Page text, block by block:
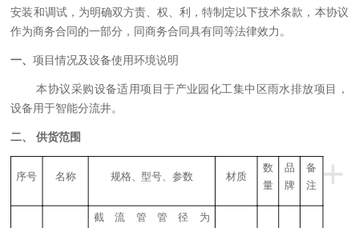
安装和调试，为明确双方责、权、利，特制定以下技术条款 ， 本协议
作为商务合同的一部分，同商务合同具有同等法律效力 。
一、项目情况及设备使用环境说明
本协议采购设备适用项目于产业园化工集中区雨水排放项目
，
设备用于智能分流井。
二、 供货范围
+
序号 名称 规格、型号、参数 材质
数
量
品
牌
备
注
截流管管径为